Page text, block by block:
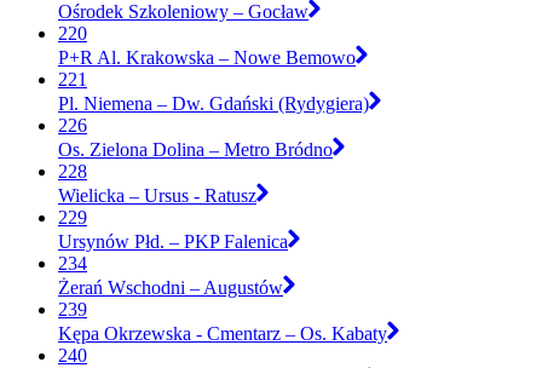
Ośrodek Szkoleniowy – Gocław
220
P+R Al. Krakowska – Nowe Bemowo
221
Pl. Niemena – Dw. Gdański (Rydygiera)
226
Os. Zielona Dolina – Metro Bródno
228
Wielicka – Ursus - Ratusz
229
Ursynów Płd. – PKP Falenica
234
Żerań Wschodni – Augustów
239
Kępa Okrzewska - Cmentarz – Os. Kabaty
240